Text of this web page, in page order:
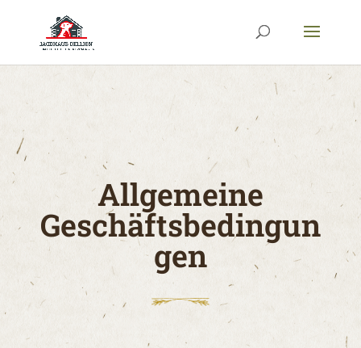
Allgemeine
Geschäftsbedingun
gen